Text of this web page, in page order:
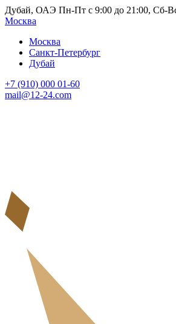
Дубай, ОАЭ Пн-Пт с 9:00 до 21:00, Сб-
Москва
Москва
Санкт-Петербург
Дубай
+7 (910) 000 01-60
mail@12-24.com